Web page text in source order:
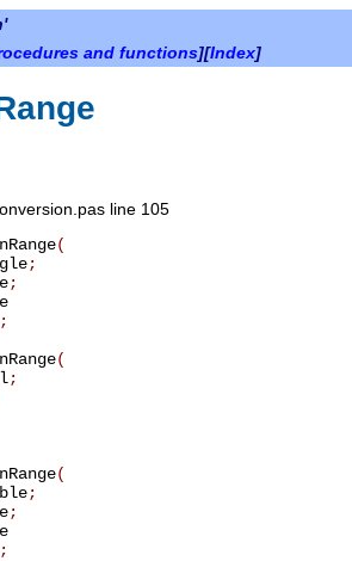
and functions][Index]
line 105
(
;
;
;
(
;
(
;
;
;